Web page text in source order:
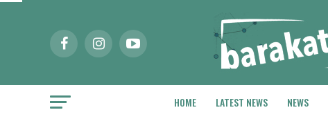
HOME LATEST NEWS NEWS